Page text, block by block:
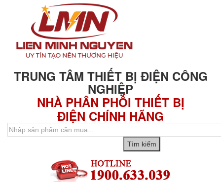
TRUNG TÂM THIẾT BỊ ĐIỆN CÔNG
NGHIỆP
NHÀ PHÂN PHỐI THIẾT BỊ
ĐIỆN CHÍNH HÃNG